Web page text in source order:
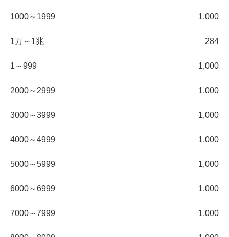
1000～1999 1,000
1万～1兆 284
1～999 1,000
2000～2999 1,000
3000～3999 1,000
4000～4999 1,000
5000～5999 1,000
6000～6999 1,000
7000～7999 1,000